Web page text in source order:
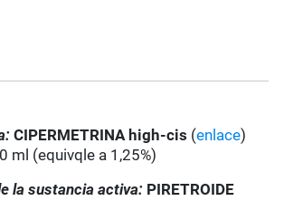
CIPERMETRINA high-cis (enlace)
ml (equivqle a 1,25%)
la sustancia activa: PIRETROIDE